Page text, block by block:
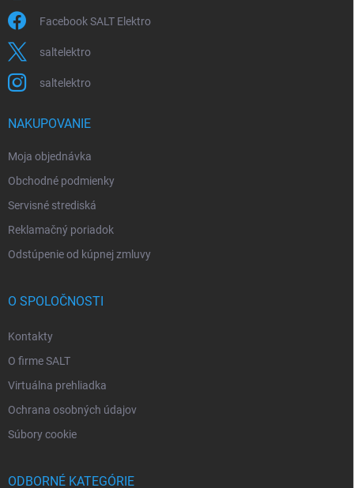
Facebook SALT Elektro
saltelektro
saltelektro
NAKUPOVANIE
Moja objednávka
Obchodné podmienky
Servisné strediská
Reklamačný poriadok
Odstúpenie od kúpnej zmluvy
O SPOLOČNOSTI
Kontakty
O firme SALT
Virtuálna prehliadka
Ochrana osobných údajov
Súbory cookie
ODBORNÉ KATEGÓRIE